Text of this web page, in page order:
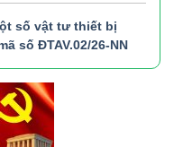
số vật tư thiết bị
số ĐTAV.02/26-NN